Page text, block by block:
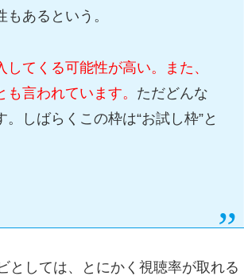
あるという。
てくる可能性が高い。また、
言われています。 ただどんな
しばらくこの枠は“お試し枠”と
としては、とにかく視聴率が取れる